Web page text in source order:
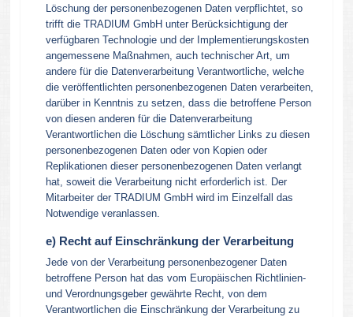
Löschung der personenbezogenen Daten verpflichtet, so
trifft die TRADIUM GmbH unter Berücksichtigung der
verfügbaren Technologie und der Implementierungskosten
angemessene Maßnahmen, auch technischer Art, um
andere für die Datenverarbeitung Verantwortliche, welche
die veröffentlichten personenbezogenen Daten verarbeiten,
darüber in Kenntnis zu setzen, dass die betroffene Person
von diesen anderen für die Datenverarbeitung
Verantwortlichen die Löschung sämtlicher Links zu diesen
personenbezogenen Daten oder von Kopien oder
Replikationen dieser personenbezogenen Daten verlangt
hat, soweit die Verarbeitung nicht erforderlich ist. Der
Mitarbeiter der TRADIUM GmbH wird im Einzelfall das
Notwendige veranlassen.
e) Recht auf Einschränkung der Verarbeitung
Jede von der Verarbeitung personenbezogener Daten
betroffene Person hat das vom Europäischen Richtlinien-
und Verordnungsgeber gewährte Recht, von dem
Verantwortlichen die Einschränkung der Verarbeitung zu